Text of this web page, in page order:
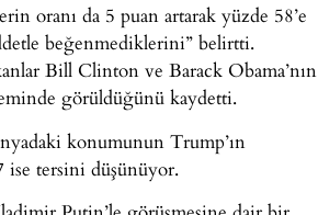
oranı da 5 puan artarak yüzde 58’e
beğenmediklerini” belirtti.
Bill Clinton ve Barack Obama’nın
görüldüğünü kaydetti.
konumunun Trump’ın
ise tersini düşünüyor.